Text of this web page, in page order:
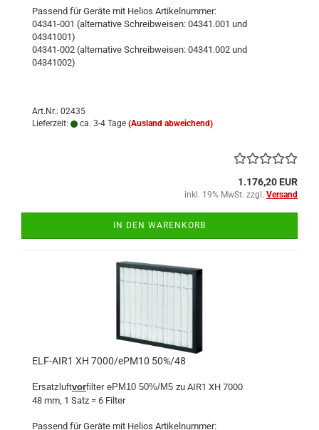
Passend für Geräte mit Helios Artikelnummer:
04341-001 (alternative Schreibweisen: 04341.001 und
04341001)
04341-002 (alternative Schreibweisen: 04341.002 und
04341002)
Art.Nr.: 02435
Lieferzeit:
ca. 3-4 Tage (Ausland abweichend)
1.176,20 EUR
inkl. 19% MwSt. zzgl. Versand
IN DEN WARENKORB
ELF-AIR1 XH 7000/ePM10 50%/48
Ersatzluftvorfilter ePM10 50%/M5 zu AIR1 XH 7000
48 mm, 1 Satz = 6 Filter
Passend für Geräte mit Helios Artikelnummer: